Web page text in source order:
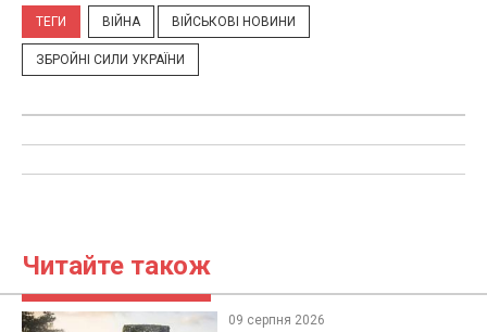
ТЕГИ ВІЙНА ВІЙСЬКОВІ НОВИНИ
ЗБРОЙНІ СИЛИ УКРАЇНИ
Читайте також
09 серпня 2026